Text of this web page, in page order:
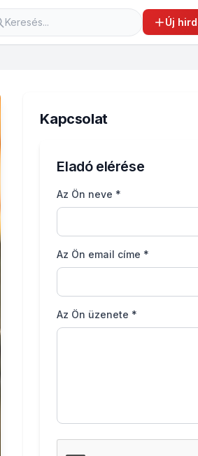
Új
Kapcsolat
Eladó elérése
Az Ön neve *
Az Ön email címe *
Az Ön üzenete *